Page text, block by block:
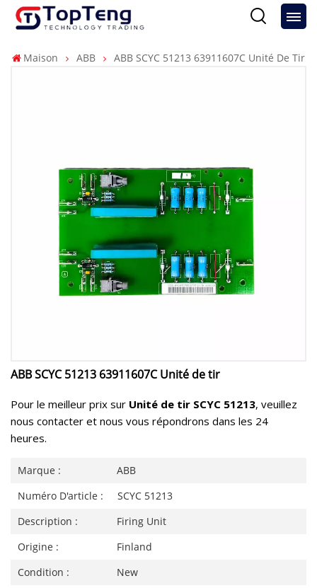
Maison ABB ABB SCYC 51213 63911607C Unité De Tir
ABB SCYC 51213 63911607C Unité de tir
Pour le meilleur prix sur Unité de tir SCYC 51213, veuillez
nous contacter et nous vous répondrons dans les 24
heures.
Marque :
ABB
Numéro D'article :
SCYC 51213
Description :
Firing Unit
Origine :
Finland
Condition :
New